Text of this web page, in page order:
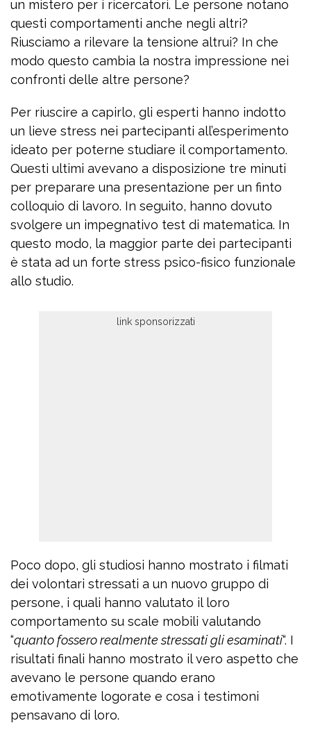
un mistero per i ricercatori. Le persone notano
questi comportamenti anche negli altri?
Riusciamo a rilevare la tensione altrui? In che
modo questo cambia la nostra impressione nei
confronti delle altre persone?
Per riuscire a capirlo, gli esperti hanno indotto
un lieve stress nei partecipanti all’esperimento
ideato per poterne studiare il comportamento.
Questi ultimi avevano a disposizione tre minuti
per preparare una presentazione per un finto
colloquio di lavoro. In seguito, hanno dovuto
svolgere un impegnativo test di matematica. In
questo modo, la maggior parte dei partecipanti
è stata ad un forte stress psico-fisico funzionale
allo studio.
Poco dopo, gli studiosi hanno mostrato i filmati
dei volontari stressati a un nuovo gruppo di
persone, i quali hanno valutato il loro
comportamento su scale mobili valutando
“quanto fossero realmente stressati gli esaminati“. I
risultati finali hanno mostrato il vero aspetto che
avevano le persone quando erano
emotivamente logorate e cosa i testimoni
pensavano di loro.